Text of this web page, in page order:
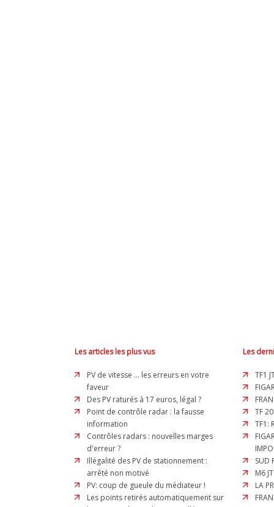
Les articles les plus vus
PV de vitesse ... les erreurs en votre
faveur
Des PV raturés à 17 euros, légal ?
Point de contrôle radar : la fausse
information
Contrôles radars : nouvelles marges
d'erreur ?
Illégalité des PV de stationnement :
arrêté non motivé
PV: coup de gueule du médiateur !
Les points retirés automatiquement sur
Les
TF1
TF
TF1:
SUD
M6
LA